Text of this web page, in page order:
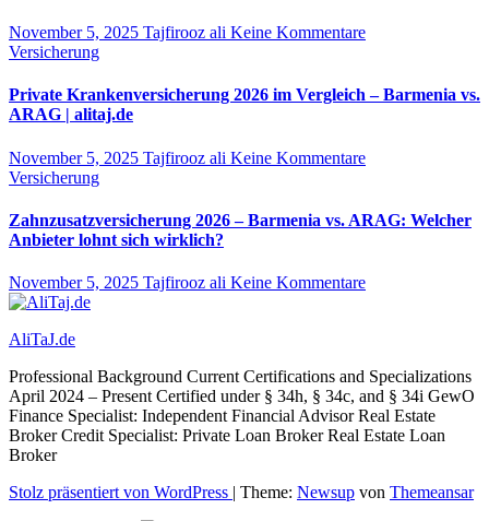
November 5, 2025 Tajfirooz ali Keine Kommentare
Versicherung
Private Krankenversicherung 2026 im Vergleich – Barmenia vs.
ARAG | alitaj.de
November 5, 2025 Tajfirooz ali Keine Kommentare
Versicherung
Zahnzusatzversicherung 2026 – Barmenia vs. ARAG: Welcher
Anbieter lohnt sich wirklich?
November 5, 2025 Tajfirooz ali Keine Kommentare
AliTaJ.de
Professional Background Current Certifications and Specializations
April 2024 – Present Certified under § 34h, § 34c, and § 34i GewO
Finance Specialist: Independent Financial Advisor Real Estate
Broker Credit Specialist: Private Loan Broker Real Estate Loan
Broker
Stolz präsentiert von WordPress | Theme: Newsup von Themeansar